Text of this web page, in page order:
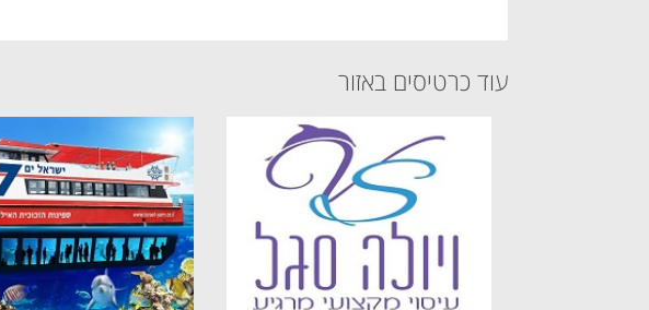
עוד כרטיסים באזור